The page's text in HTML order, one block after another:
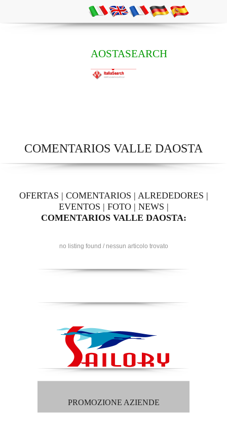
AOSTASEARCH
COMENTARIOS VALLE DAOSTA
OFERTAS | COMENTARIOS | ALREDEDORES |
EVENTOS | FOTO| NEWS |
COMENTARIOS VALLE DAOSTA:
no listing found / nessun articolo trovato
PROMOZIONE AZIENDE